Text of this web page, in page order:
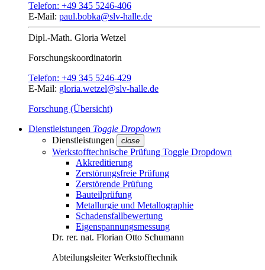
Telefon: +49 345 5246-406
E-Mail: paul.bobka@slv-halle.de
Dipl.-Math. Gloria Wetzel
Forschungs­koordinatorin
Telefon: +49 345 5246-429
E-Mail: gloria.wetzel@slv-halle.de
Forschung (Übersicht)
Dienstleistungen Toggle Dropdown
Dienstleistungen
close
Werkstofftechnische Prüfung Toggle Dropdown
Akkreditierung
Zerstörungsfreie Prüfung
Zerstörende Prüfung
Bauteilprüfung
Metallurgie und Metallographie
Schadensfallbewertung
Eigenspannungsmessung
Dr. rer. nat. Florian Otto Schumann
AbteilungsleiterWerkstofftechnik